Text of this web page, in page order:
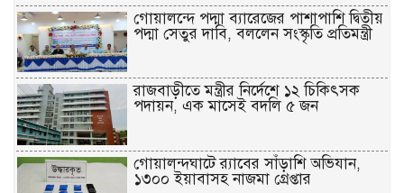
গোয়ালন্দে পদ্মা ব্যারেজের পাশাপাশি দ্বিতীয়
পদ্মা সেতুর দাবি, বললেন সংস্কৃতি প্রতিমন্ত্রী
রাজবাড়ীতে মন্ত্রীর নির্দেশে ১২ চিকিৎসক
পদায়ন, এক মাসেই বদলি ৫ জন
গোয়ালন্দঘাটে র‌্যাবের সাঁড়াশি অভিযান,
১৩০০ ইয়াবাসহ নাজমা গ্রেপ্তার